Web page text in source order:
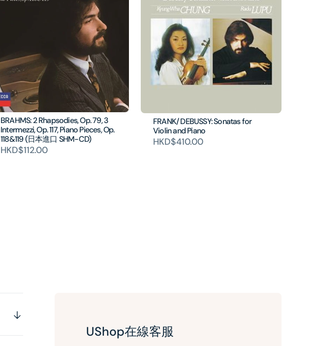
BRAHMS: 2 Rhapsodies, Op. 79, 3
Intermezzi, Op. 117, Piano Pieces, Op.
118&119 (日本進口 SHM-CD)
HKD$112.00
FRANK/ DEBUSSY: Sonatas for
Violin and Piano
HKD$410.00
UShop在線客服